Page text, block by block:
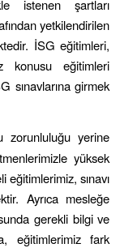
istenen şartları
yetkilendirilen
İSG eğitimleri,
konusu eğitimleri
sınavlarına girmek
yerine
yüksek
sınavı
Ayrıca mesleğe
gerekli bilgi ve
eğitimlerimiz fark